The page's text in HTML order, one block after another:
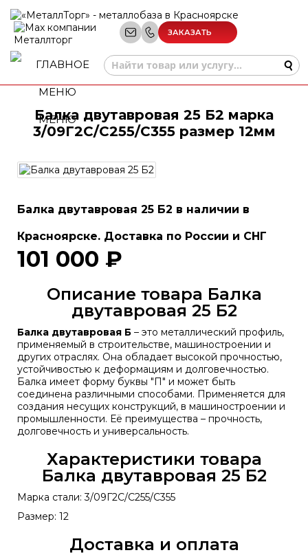
ЗАКАЗАТЬ
МЕНЮ
Балка двутавровая 25 Б2 марка
3/09Г2С/С255/С355 размер 12мм
Балка двутавровая 25 Б2 в наличии в
Красноярске. Доставка по России и СНГ
101 000 ₽
Описание товара Балка
двутавровая 25 Б2
Балка двутавровая Б – это металлический профиль,
применяемый в строительстве, машиностроении и
других отраслях. Она обладает высокой прочностью,
устойчивостью к деформациям и долговечностью.
Балка имеет форму буквы "П" и может быть
соединена различными способами. Применяется для
создания несущих конструкций, в машиностроении и
промышленности. Её преимущества – прочность,
долговечность и универсальность.
Характеристики товара
Балка двутавровая 25 Б2
Марка стали: 3/09Г2С/С255/С355
Размер: 12
Доставка и оплата